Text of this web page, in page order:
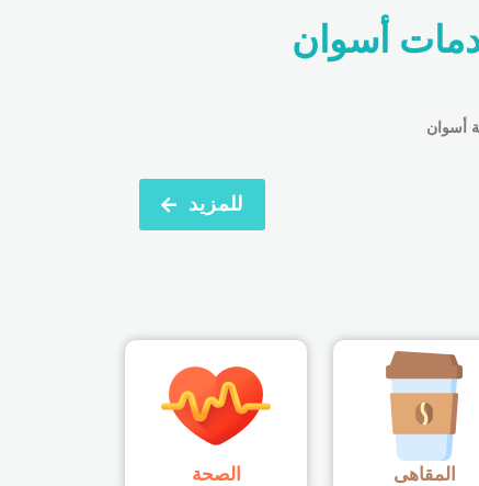
أسوان
أسوان
للمزيد
المقاهى الصحة